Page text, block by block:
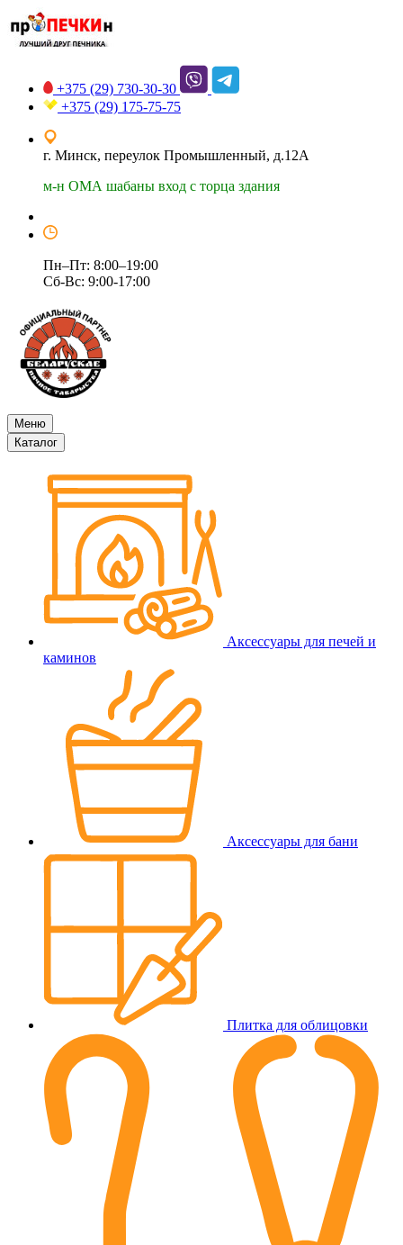
+375 (29) 730-30-30
+375 (29) 175-75-75
г. Минск, переулок Промышленный, д.12А
м-н ОМА шабаны вход с торца здания
Пн–Пт: 8:00–19:00
Сб-Вс: 9:00-17:00
Меню
Каталог
Аксессуары для печей и
каминов
Аксессуары для бани
Плитка для облицовки